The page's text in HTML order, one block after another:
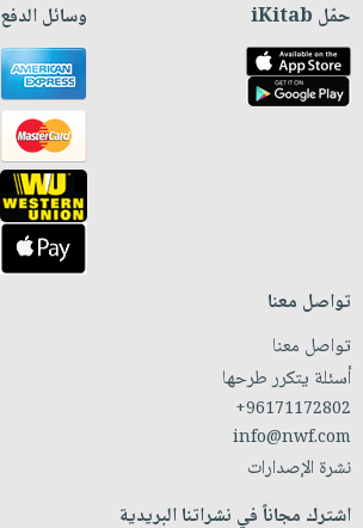
حمّل iKitab وسائل الدفع
تواصل معنا
تواصل معنا
أسئلة يتكرر طرحها
+96171172802
info@nwf.com
نشرة الإصدارات
اشترك مجاناً في نشراتنا البريدية